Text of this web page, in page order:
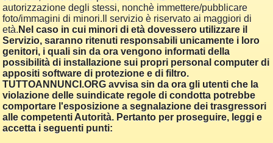
autorizzazione degli stessi, nonchè immettere/pubblicare
foto/immagini di minori.Il servizio è riservato ai maggiori di
età. Nel caso in cui minori di età dovessero utilizzare il
Servizio, saranno ritenuti responsabili unicamente i loro
genitori, i quali sin da ora vengono informati della
possibilità di installazione sui propri personal computer di
appositi software di protezione e di filtro.
TUTTOANNUNCI.ORG avvisa sin da ora gli utenti che la
violazione delle suindicate regole di condotta potrebbe
comportare l'esposizione a segnalazione dei trasgressori
alle competenti Autorità. Pertanto per proseguire, leggi e
accetta i seguenti punti: